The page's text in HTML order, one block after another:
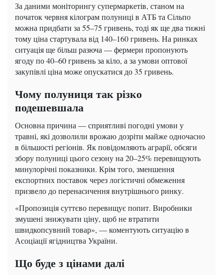
За даними моніторингу супермаркетів, станом на
початок червня кілограм полуниці в АТБ та Сільпо
можна придбати за 55–75 гривень, тоді як ще два тижні
тому ціна стартувала від 140–160 гривень. На ринках
ситуація ще більш разюча — фермери пропонують
ягоду по 40–60 гривень за кіло, а за умови оптової
закупівлі ціна може опускатися до 35 гривень.
Чому полуниця так різко
подешевшала
Основна причина — сприятливі погодні умови у
травні, які дозволили врожаю дозріти майже одночасно
в більшості регіонів. Як повідомляють аграрії, обсяги
збору полуниці цього сезону на 20–25% перевищують
минулорічні показники. Крім того, зменшення
експортних поставок через логістичні обмеження
призвело до перенасичення внутрішнього ринку.
«Пропозиція суттєво перевищує попит. Виробники
змушені знижувати ціну, щоб не втратити
швидкопсувний товар», — коментують ситуацію в
Асоціації ягідництва України.
Що буде з цінами далі